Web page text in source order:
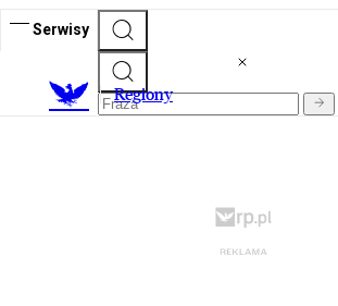
Serwisy
Regiony